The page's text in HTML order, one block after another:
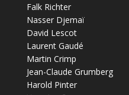
Falk Richter
Nasser Djemaï
David Lescot
Laurent Gaudé
Martin Crimp
Jean-Claude Grumberg
Harold Pinter